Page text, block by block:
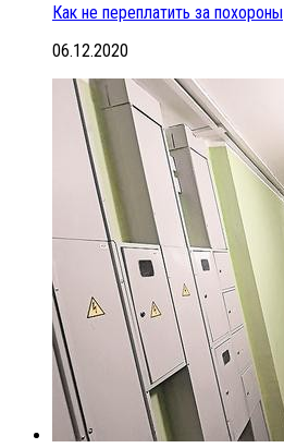
Как не переплатить за похороны
06.12.2020